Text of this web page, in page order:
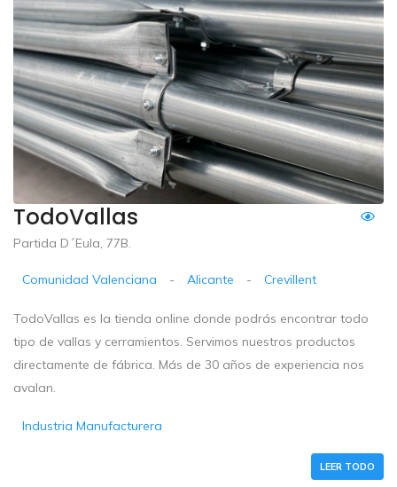
TodoVallas
Partida D´Eula, 77B.
Comunidad Valenciana - Alicante - Crevillent
TodoVallas es la tienda online donde podrás encontrar todo
tipo de vallas y cerramientos. Servimos nuestros productos
directamente de fábrica. Más de 30 años de experiencia nos
avalan.
Industria Manufacturera
LEER TODO